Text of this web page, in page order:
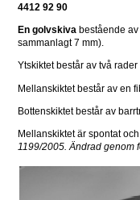
4412 92 90
En golvskiva bestående
sammanlagt 7 mm).
Ytskiktet består av två
Mellanskiktet består av en
Bottenskiktet består av
Mellanskiktet är spontat
1199/2005. Ändrad genom